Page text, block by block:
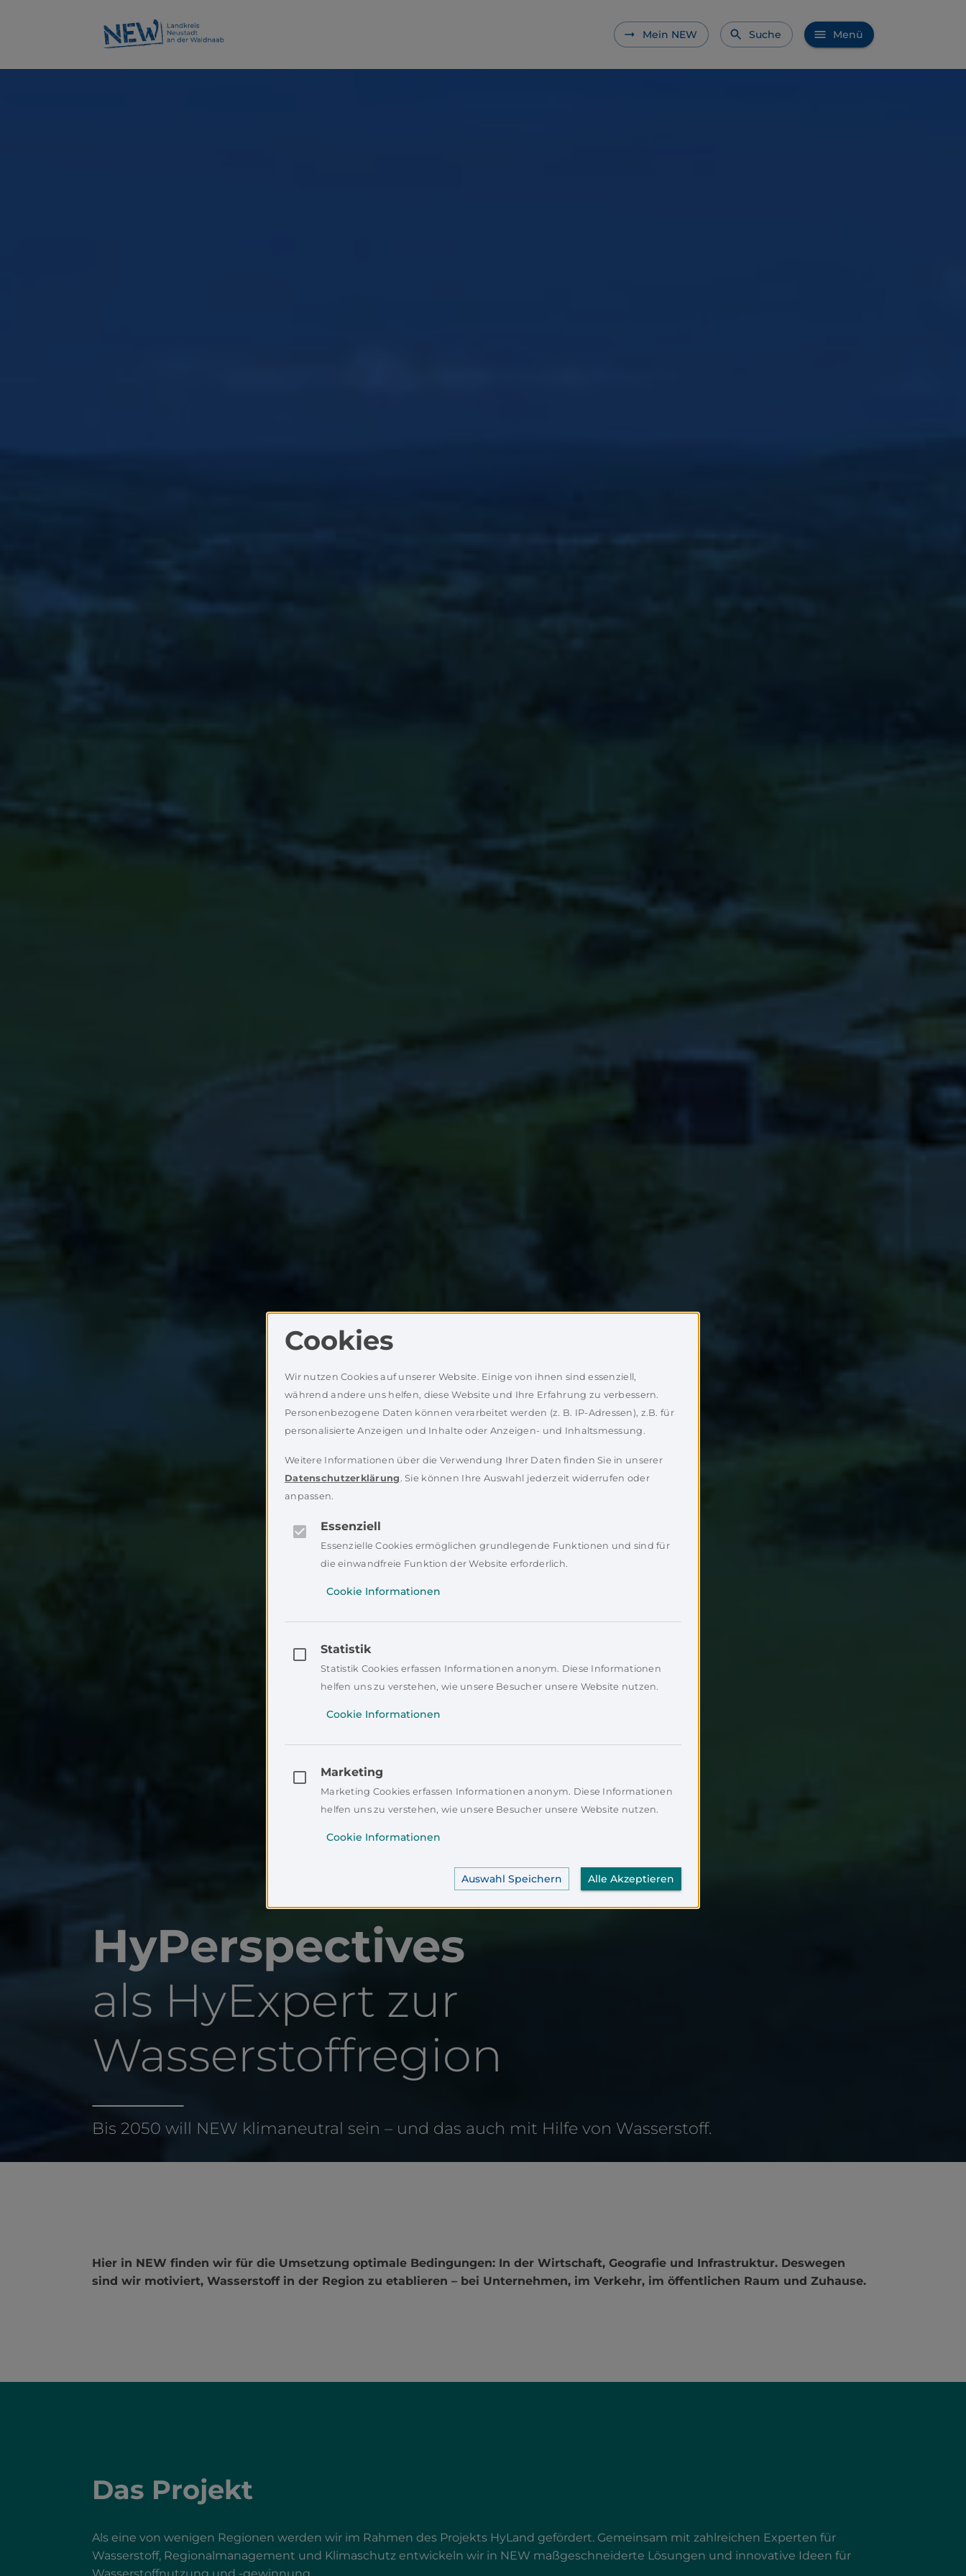
Mein NEW Suche Menü
HyPerspectives
als HyExpert zur
Wasserstoffregion
Bis 2050 will NEW klimaneutral sein – und das auch mit Hilfe von Wasserstoff.
Hier in NEW finden wir für die Umsetzung optimale Bedingungen: In der Wirtschaft, Geografie und Infrastruktur. Deswegen
sind wir motiviert, Wasserstoff in der Region zu etablieren – bei Unternehmen, im Verkehr, im öffentlichen Raum und Zuhause.
Das Projekt
Als eine von wenigen Regionen werden wir im Rahmen des Projekts HyLand gefördert. Gemeinsam mit zahlreichen Experten für
Wasserstoff, Regionalmanagement und Klimaschutz entwickeln wir in NEW maßgeschneiderte Lösungen und innovative Ideen für
Cookies
Wir nutzen Cookies auf unserer Website. Einige von ihnen sind essenziell,
während andere uns helfen, diese Website und Ihre Erfahrung zu verbessern.
Personenbezogene Daten können verarbeitet werden (z. B. IP-Adressen), z.B. für
personalisierte Anzeigen und Inhalte oder Anzeigen- und Inhaltsmessung.
Weitere Informationen über die Verwendung Ihrer Daten finden Sie in unserer
Datenschutzerklärung . Sie können Ihre Auswahl jederzeit widerrufen oder
anpassen.
Essenziell
Essenzielle Cookies ermöglichen grundlegende Funktionen und sind für
die einwandfreie Funktion der Website erforderlich.
Cookie Informationen
Statistik
Statistik Cookies erfassen Informationen anonym. Diese Informationen
helfen uns zu verstehen, wie unsere Besucher unsere Website nutzen.
Cookie Informationen
Marketing
Marketing Cookies erfassen Informationen anonym. Diese Informationen
helfen uns zu verstehen, wie unsere Besucher unsere Website nutzen.
Cookie Informationen
Auswahl Speichern Alle Akzeptieren